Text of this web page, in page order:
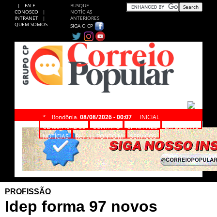
|
FALE
CONOSCO
|
INTRANET
|
QUEM SOMOS
BUSQUE
NOTÍCIAS
ANTERIORES
SIGA O CP
* Rondônia, 08/08/2026 - 00:07
INICIAL
CLASSIFICADOS
CONTATO CP NA WEB
EXPEDIENTE
NOTÍCIAS
Revista PONTO M SERVIÇOS
PROFISSÃO
Idep forma 97 novos